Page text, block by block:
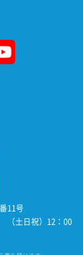
11号
（土日祝）12：00